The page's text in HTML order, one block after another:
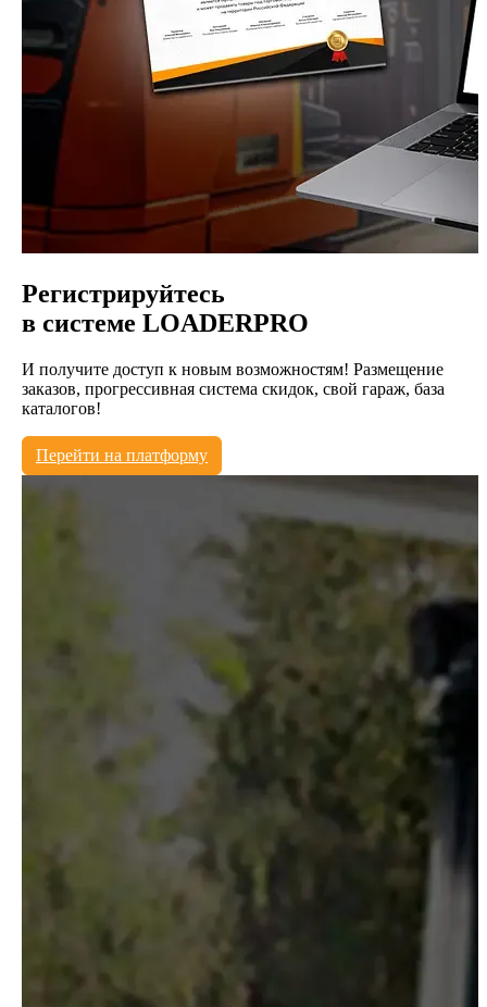
Регистрируйтесь
в системе LOADERPRO
И получите доступ к новым возможностям! Размещение
заказов, прогрессивная система скидок, свой гараж, база
каталогов!
Перейти на платформу